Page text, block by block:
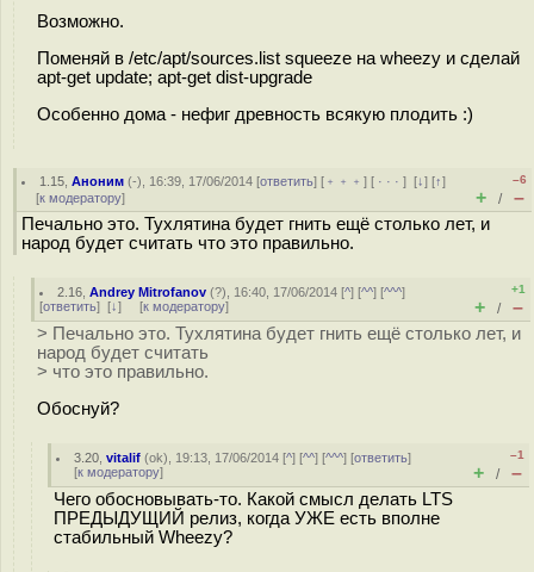
Возможно.
Поменяй в /etc/apt/sources.list squeeze на wheezy и сделай
apt-get update; apt-get dist-upgrade
Особенно дома - нефиг древность всякую плодить :)
1.15 ,Аноним (-), 16:39, 17/06/2014 [ответить] [ ﹢﹢﹢] [ · · ·][↓] [↑]
[к модератору]
–6
+ / –
Печально это. Тухлятина будет гнить ещё столько лет, и
народ будет считать что это правильно.
2.16 ,Andrey Mitrofanov (?), 16:40, 17/06/2014 [^] [^^] [^^^]
[ответить] [↓] [к модератору]
+1
+ / –
> Печально это. Тухлятина будет гнить ещё столько лет, и
народ будет считать
> что это правильно.
Обоснуй?
3.20 ,vitalif (ok), 19:13, 17/06/2014 [^] [^^] [^^^] [ответить]
[к модератору]
–1
+ / –
Чего обосновывать-то. Какой смысл делать LTS
ПРЕДЫДУЩИЙ релиз, когда УЖЕ есть вполне
стабильный Wheezy?